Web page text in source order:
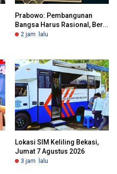
Prabowo: Pembangunan
Bangsa Harus Rasional, Ber...
2 jam lalu
Lokasi SIM Keliling Bekasi,
Jumat 7 Agustus 2026
3 jam lalu